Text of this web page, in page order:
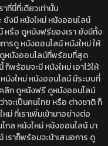
ที่นี่ที่เดียวเท่านั้น
ยังมี หนังใหม่ หนังออนไลน์
หรือ ดูหนังฟรีของเรา ยังมีทั้ง
รดู หนังออนไลน์ หนังใหม่ ให้
ดูหนังออนไลน์ที่พร้อมที่สุด
พร้อมจะมี หนังใหม่ เอาไว้ให้
งใหม่ หนังออนไลน์ มีระบบที่
ลิก ดูหนังฟรี ดูหนังออนไลน์
จะเป็นคนไทย หรือ ต่างชาติ ก็
ที่เราเพิ่มเข้ามาอย่างต่อ
กล หนังใหม่ หนังออนไลน์ มา
ราก็พร้อมจะน้าเสนอการ ดู